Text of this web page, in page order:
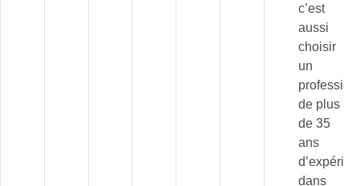
c’est
aussi
choisir
un
de plus
de 35
ans
dans